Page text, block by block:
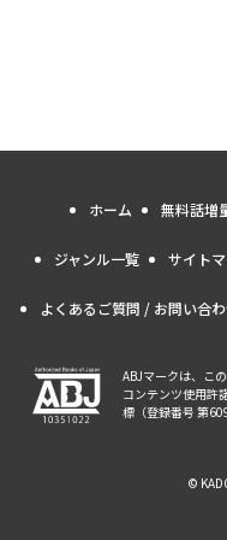
ホーム 無料話増
ジャンル一覧 サイト
よくあるご質問 / お問い合
ABJマークは、こ
コンテンツ使用許
標（登録番号 第
©